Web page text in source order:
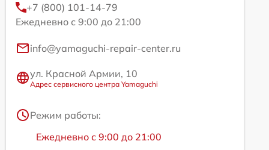
+7 (800) 101-14-79
Ежедневно с 9:00 до 21:00
info@yamaguchi-repair-center.ru
ул. Красной Армии, 10
Адрес сервисного центра Yamaguchi
Режим работы:
Ежедневно с 9:00 до 21:00